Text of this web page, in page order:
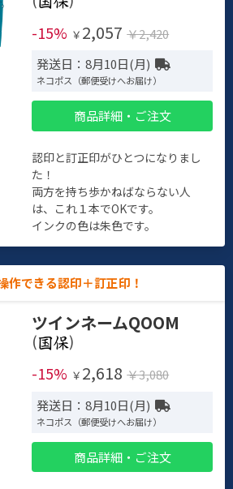
-15% ￥ 2,057 ￥2,420
発送日：8月10日(月)
ネコポス（郵便受けへお届け）
商品詳細・ご注文
認印と訂正印がひとつになりまし
た！
両方を持ち歩かねばならない人
は、これ１本でOKです。
インクの色は朱色です。
作できる認印＋訂正印！
ツインネームQOOM
(
)
-15% ￥ 2,618 ￥3,080
発送日：8月10日(月)
ネコポス（郵便受けへお届け）
商品詳細・ご注文